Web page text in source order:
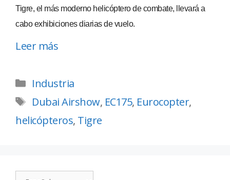
Tigre, el más moderno helicóptero de combate, llevará a
cabo exhibiciones diarias de vuelo.
Leer más
Industria
Dubai Airshow, EC175, Eurocopter,
helicópteros, Tigre